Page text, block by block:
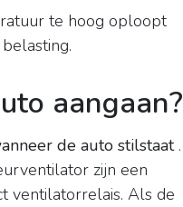
te hoog oploopt
aangaan?
de auto stilstaat.
zijn een
ventilatorrelais. Als de